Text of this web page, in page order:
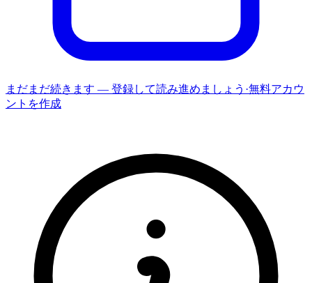
まだまだ続きます — 登録して読み進めましょう ·無料アカウ
ントを作成